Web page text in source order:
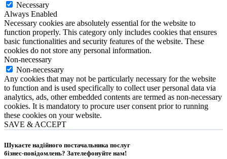
Necessary
Always Enabled
Necessary cookies are absolutely essential for the website to
function properly. This category only includes cookies that ensures
basic functionalities and security features of the website. These
cookies do not store any personal information.
Non-necessary
Non-necessary
Any cookies that may not be particularly necessary for the website
to function and is used specifically to collect user personal data via
analytics, ads, other embedded contents are termed as non-necessary
cookies. It is mandatory to procure user consent prior to running
these cookies on your website.
SAVE & ACCEPT
Шукаєте надійного постачальника послуг
бізнес-повідомлень? Зателефонуйте нам!